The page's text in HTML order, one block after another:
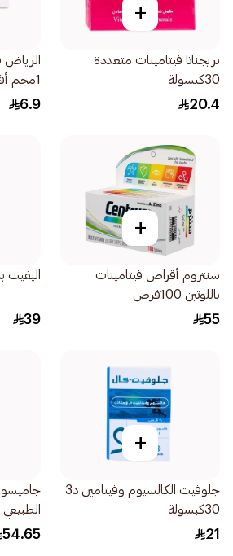
+
بريجناتا فيتامينات متعددة
30كبسولة
20.4
1مجم أقراص 20كبسولة
6.9
+
سنتروم أقراص فيتامينات
باللوتين 100قرص
55
اليفيت
39
+
جلوفيت الكالسيوم وفيتامين د3
30كبسولة
21
الطبيعي 100قرص
54.65